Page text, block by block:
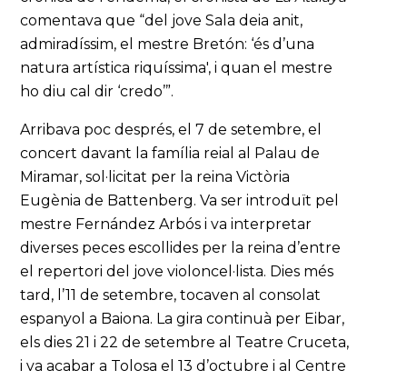
comentava que “del jove Sala deia anit,
admiradíssim, el mestre Bretón: ‘és d’una
natura artística riquíssima', i quan el mestre
ho diu cal dir ‘credo’”.
Arribava poc després, el 7 de setembre, el
concert davant la família reial al Palau de
Miramar, sol·licitat per la reina Victòria
Eugènia de Battenberg. Va ser introduït pel
mestre Fernández Arbós i va interpretar
diverses peces escollides per la reina d’entre
el repertori del jove violoncel·lista. Dies més
tard, l’11 de setembre, tocaven al consolat
espanyol a Baiona. La gira continuà per Eibar,
els dies 21 i 22 de setembre al Teatre Cruceta,
i va acabar a Tolosa el 13 d’octubre i al Centre